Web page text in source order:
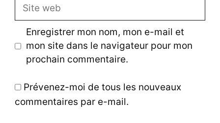
le
b
Enregistrer mon nom, mon e-mail et
mon site dans le navigateur pour mon
prochain commentaire.
Prévenez-moi de tous les nouveaux
commentaires par e-mail.